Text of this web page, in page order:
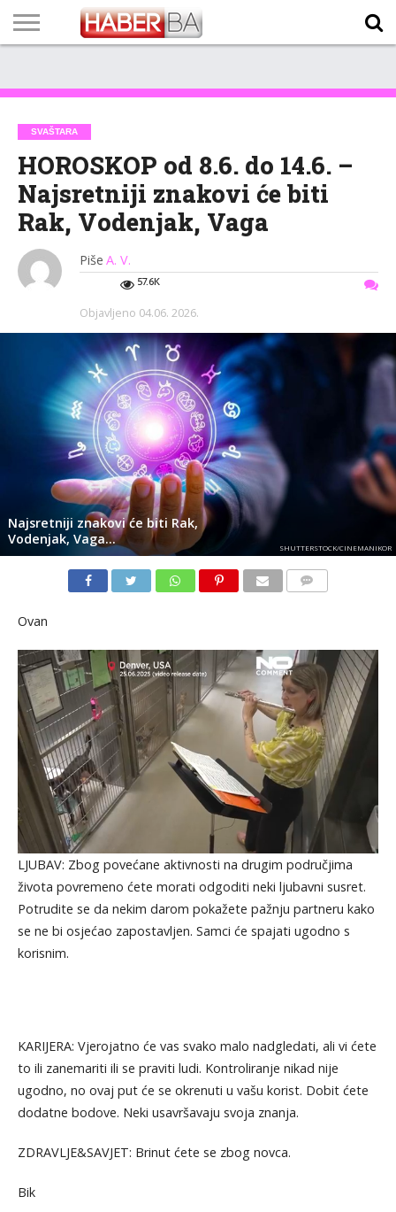
TECH
PROGRAM
PROGNOZA
PUTEVIMA
LISTA
NAMA
SVAŠTARA
HOROSKOP od 8.6. do 14.6. –
Najsretniji znakovi će biti
Rak, Vodenjak, Vaga
Piše A. V.
57.6K
Objavljeno 04.06. 2026.
Najsretniji znakovi će biti Rak,
Vodenjak, Vaga…
SHUTTERSTOCK/CINEMANIKOR
Ovan
LJUBAV: Zbog povećane aktivnosti na drugim područjima
života povremeno ćete morati odgoditi neki ljubavni susret.
Potrudite se da nekim darom pokažete pažnju partneru kako
se ne bi osjećao zapostavljen. Samci će spajati ugodno s
korisnim.
KARIJERA: Vjerojatno će vas svako malo nadgledati, ali vi ćete
to ili zanemariti ili se praviti ludi. Kontroliranje nikad nije
ugodno, no ovaj put će se okrenuti u vašu korist. Dobit ćete
dodatne bodove. Neki usavršavaju svoja znanja.
ZDRAVLJE&SAVJET: Brinut ćete se zbog novca.
Bik